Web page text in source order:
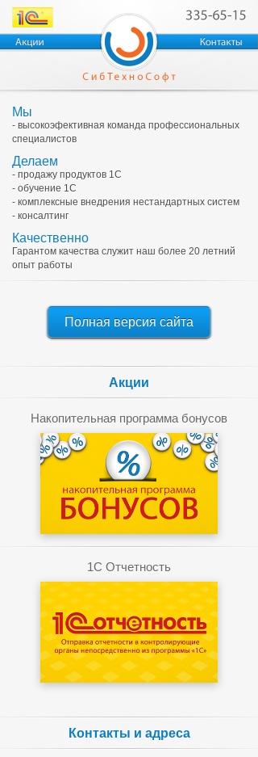
Мы
- высокоэфективная команда профессиональных
специалистов
Делаем
- продажу продуктов 1С
- обучение 1С
- комплексные внедрения нестандартных систем
- консалтинг
Качественно
Гарантом качества служит наш более 20 летний
опыт работы
Полная версия сайта
Акции
Накопительная программа бонусов
1C Отчетность
Контакты и адреса